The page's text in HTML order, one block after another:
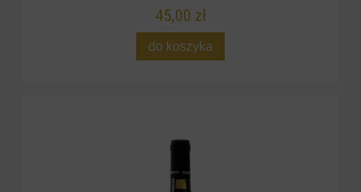
45,00 zł
do koszyka